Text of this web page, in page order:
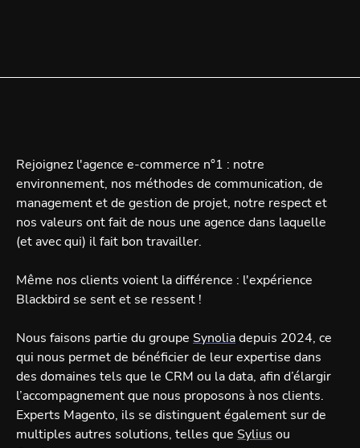
Rejoignez l'agence e-commerce n°1 : notre
environnement, nos méthodes de communication, de
management et de gestion de projet, notre respect et
nos valeurs ont fait de nous une agence dans laquelle
(et avec qui) il fait bon travailler.
Même nos clients voient la différence : l'expérience
Blackbird se sent et se ressent !
Nous faisons partie du groupe Synoliadepuis 2024, ce
qui nous permet de bénéficier de leur expertise dans
des domaines tels que le CRM ou la data, afin d’élargir
l’accompagnement que nous proposons à nos clients.
Experts Magento, ils se distinguent également sur de
multiples autres solutions, telles que Sylius ou